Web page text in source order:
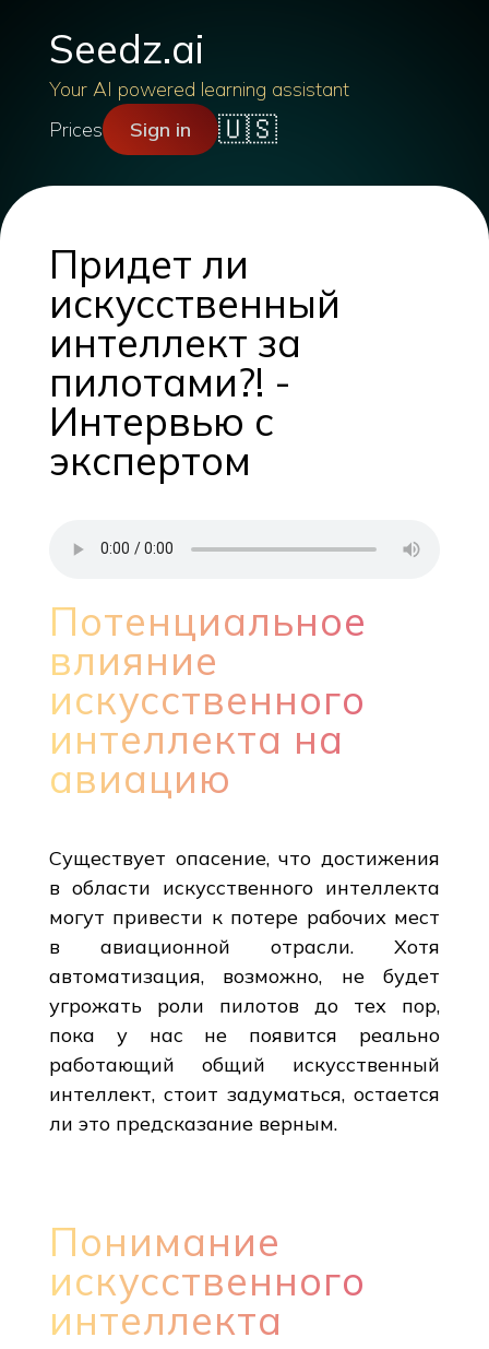
Seedz.ai
Your AI powered learning assistant
Prices
Sign in 🇺🇸
Придет ли
искусственный
интеллект за
пилотами?! -
Интервью с
экспертом
Потенциальное
влияние
искусственного
интеллекта на
авиацию
Существует опасение, что достижения
в области искусственного интеллекта
могут привести к потере рабочих мест
в авиационной отрасли. Хотя
автоматизация, возможно, не будет
угрожать роли пилотов до тех пор,
пока у нас не появится реально
работающий общий искусственный
интеллект, стоит задуматься, остается
ли это предсказание верным.
Понимание
искусственного
интеллекта